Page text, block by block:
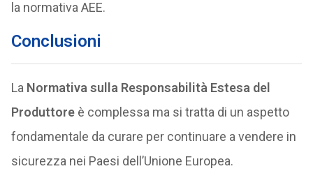
la normativa AEE.
Conclusioni
La Normativa sulla Responsabilità Estesa del
Produttoreè complessa ma si tratta di un aspetto
fondamentale da curare per continuare a vendere in
sicurezza nei Paesi dell’Unione Europea.